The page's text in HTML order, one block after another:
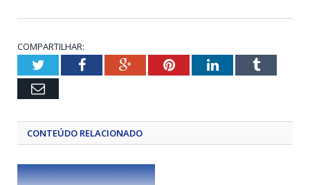
COMPARTILHAR:
TwitterFacebookGoogle+PinterestLinkedInTumblr
Email
CONTEÚDO RELACIONADO